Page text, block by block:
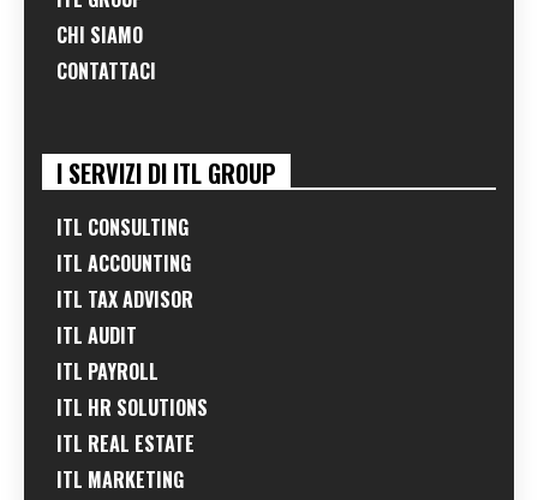
CHI SIAMO
CONTATTACI
I SERVIZI DI ITL GROUP
ITL CONSULTING
ITL ACCOUNTING
ITL TAX ADVISOR
ITL AUDIT
ITL PAYROLL
ITL HR SOLUTIONS
ITL REAL ESTATE
ITL MARKETING